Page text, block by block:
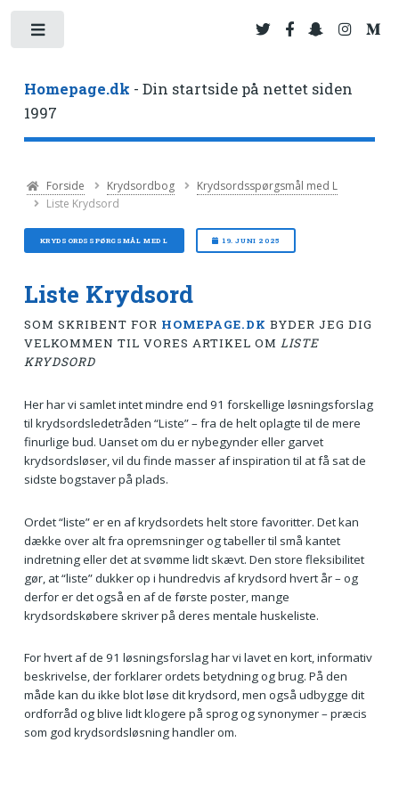
Homepage.dk - Din startside på nettet siden
1997
Forside Krydsordbog
Krydsordsspørgsmål med L
Liste Krydsord
KRYDSORDSSPØRGSMÅL MED L 19. JUNI 2025
Liste Krydsord
SOM SKRIBENT FOR HOMEPAGE.DK BYDER JEG DIG
VELKOMMEN TIL VORES ARTIKEL OM LISTE
KRYDSORD
Her har vi samlet intet mindre end 91 forskellige løsningsforslag
til krydsordsledetråden “Liste” – fra de helt oplagte til de mere
finurlige bud. Uanset om du er nybegynder eller garvet
krydsordsløser, vil du finde masser af inspiration til at få sat de
sidste bogstaver på plads.
Ordet “liste” er en af krydsordets helt store favoritter. Det kan
dække over alt fra opremsninger og tabeller til små kantet
indretning eller det at svømme lidt skævt. Den store fleksibilitet
gør, at “liste” dukker op i hundredvis af krydsord hvert år – og
derfor er det også en af de første poster, mange
krydsordskøbere skriver på deres mentale huskeliste.
For hvert af de 91 løsningsforslag har vi lavet en kort, informativ
beskrivelse, der forklarer ordets betydning og brug. På den
måde kan du ikke blot løse dit krydsord, men også udbygge dit
ordforråd og blive lidt klogere på sprog og synonymer – præcis
som god krydsordsløsning handler om.